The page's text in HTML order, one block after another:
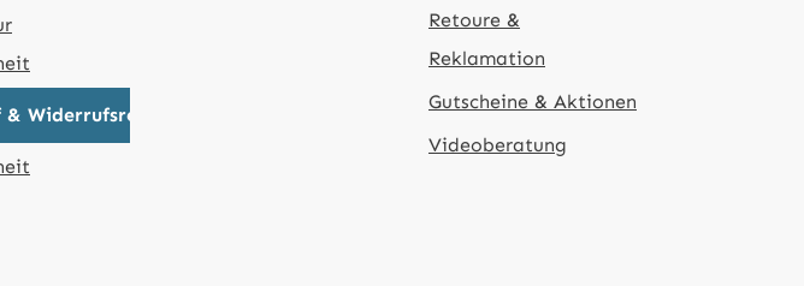
Widerrufsrecht
Retoure &
Reklamation
Gutscheine & Aktionen
Videoberatung